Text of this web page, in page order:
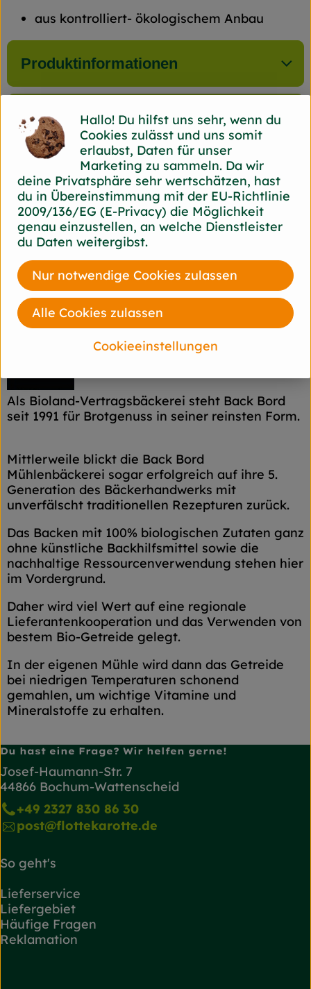
aus kontrolliert- ökologischem Anbau
Produktinformationen
Zutaten
Herkunft
Hersteller: Back Bord
zur Webseite
Als Bioland-Vertragsbäckerei steht Back Bord
seit 1991 für Brotgenuss in seiner reinsten Form.
Mittlerweile blickt die Back Bord
Mühlenbäckerei sogar erfolgreich auf ihre 5.
Generation des Bäckerhandwerks mit
unverfälscht traditionellen Rezepturen zurück.
Das Backen mit 100% biologischen Zutaten ganz
ohne künstliche Backhilfsmittel sowie die
nachhaltige Ressourcenverwendung stehen hier
im Vordergrund.
Daher wird viel Wert auf eine regionale
Lieferantenkooperation und das Verwenden von
bestem Bio-Getreide gelegt.
In der eigenen Mühle wird dann das Getreide
bei niedrigen Temperaturen schonend
gemahlen, um wichtige Vitamine und
Mineralstoffe zu erhalten.
Du hast eine Frage? Wir helfen gerne!
Josef-Haumann-Str. 7
44866 Bochum-Wattenscheid
+49 2327 830 86 30
post@flottekarotte.de
So geht's
Lieferservice
Liefergebiet
Häufige Fragen
Reklamation
Hallo! Du hilfst uns sehr, wenn du
Cookies zulässt und uns somit
erlaubst, Daten für unser
Marketing zu sammeln. Da wir
deine Privatsphäre sehr wertschätzen, hast
du in Übereinstimmung mit der EU-Richtlinie
2009/136/EG (E-Privacy) die Möglichkeit
genau einzustellen, an welche Dienstleister
du Daten weitergibst.
Cookieeinstellungen
Nur notwendige Cookies zulassen
Alle Cookies zulassen